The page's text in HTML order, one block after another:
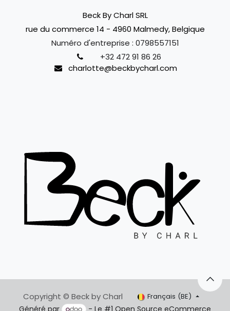
Beck By Charl SRL
rue du commerce 14 - 4960 Malmedy, Belgique
Numéro d'entreprise : 0798557151
+32 472 91 86 26
charlotte@beckbycharl.com
Copyright © Beck by Charl Français (BE)